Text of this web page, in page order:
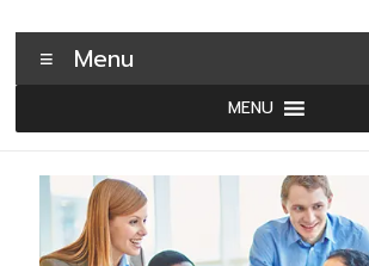
Menu
MENU